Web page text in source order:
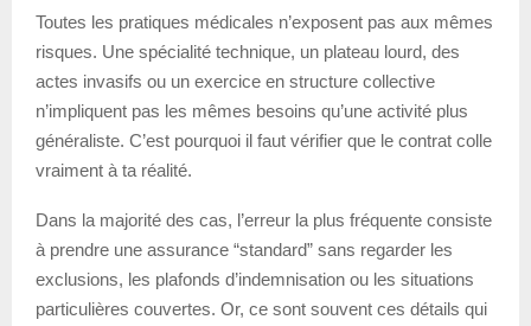
Toutes les pratiques médicales n’exposent pas aux mêmes
risques. Une spécialité technique, un plateau lourd, des
actes invasifs ou un exercice en structure collective
n’impliquent pas les mêmes besoins qu’une activité plus
généraliste. C’est pourquoi il faut vérifier que le contrat colle
vraiment à ta réalité.
Dans la majorité des cas, l’erreur la plus fréquente consiste
à prendre une assurance “standard” sans regarder les
exclusions, les plafonds d’indemnisation ou les situations
particulières couvertes. Or, ce sont souvent ces détails qui